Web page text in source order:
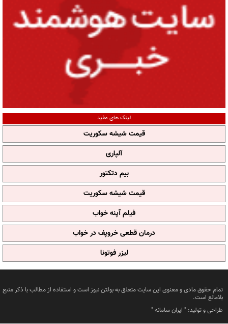
لینک های مفید
قیمت شیشه سکوریت
آلپاری
بیم دتکتور
قیمت شیشه سکوریت
فیلم آپنه خواب
درمان قطعی خروپف در خواب
لیزر فوتونا
تمام حقوق مادی و معنوی این سایت متعلق به بولتن نیوز است و استفاده از مطالب با ذکر منبع
بلامانع است.
طراحی و تولید: " ایران سامانه"